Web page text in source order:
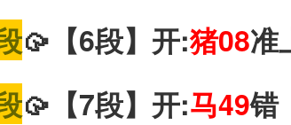
🥠【6段】开:猪08准
🥠【7段】开:马49错